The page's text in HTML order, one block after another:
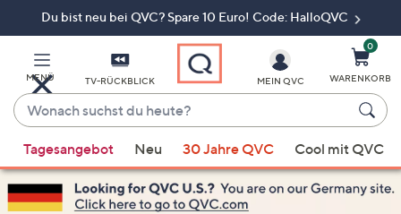
Du bist neu bei QVC? Spare 10 Euro! Code: HalloQVC
MENÜ TV-RÜCKBLICK
Wonach
suchst
du
heute?
Vorschläge
verfügbar
sind,
MEIN QVC
0
WARENKORB
Tagesangebot Neu 30 Jahre QVC Cool mit QVC